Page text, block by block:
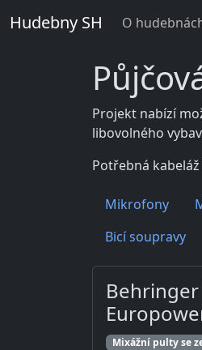
Hudebny SH O
Projekt nabízí
libovolného
Potřebná kabeláž
Mikrofony
Bicí soupravy
Behringer
Mixážní pulty se